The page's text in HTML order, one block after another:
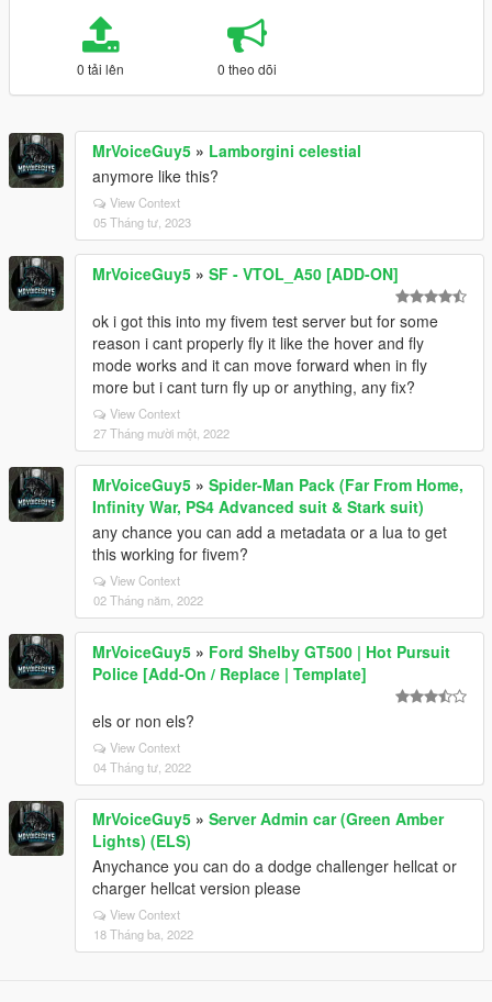
0 tải lên 0 theo dõi
MrVoiceGuy5 » Lamborgini celestial
anymore like this?
View Context
05 Tháng tư, 2023
MrVoiceGuy5 » SF - VTOL_A50 [ADD-ON]
ok i got this into my fivem test server but for some
reason i cant properly fly it like the hover and fly
mode works and it can move forward when in fly
more but i cant turn fly up or anything, any fix?
View Context
27 Tháng mười một, 2022
MrVoiceGuy5 » Spider-Man Pack (Far From Home,
Infinity War, PS4 Advanced suit & Stark suit)
any chance you can add a metadata or a lua to get
this working for fivem?
View Context
02 Tháng năm, 2022
MrVoiceGuy5 » Ford Shelby GT500 | Hot Pursuit
Police [Add-On / Replace | Template]
els or non els?
View Context
04 Tháng tư, 2022
MrVoiceGuy5 » Server Admin car (Green Amber
Lights) (ELS)
Anychance you can do a dodge challenger hellcat or
charger hellcat version please
View Context
18 Tháng ba, 2022